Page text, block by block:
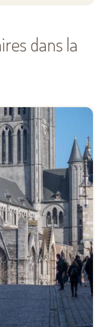
dans la